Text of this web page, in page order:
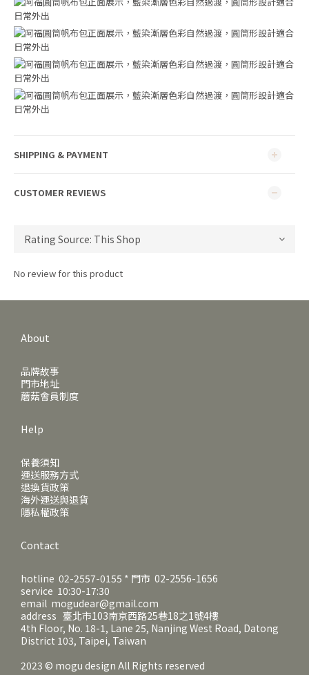
SHIPPING & PAYMENT
CUSTOMER REVIEWS
No review for this product
About
品牌故事
門市地址
蘑菇會員制度
Help
保養須知
運送服務方式
退換貨政策
海外運送與退貨
隱私權政策
Contact
hotline 02-2557-0155 * 門市 02-2556-1656
service 10:30-17:30
email mogudear@gmail.com
address 臺北市103南京西路25巷18之1號4樓
4th Floor, No. 18-1, Lane 25, Nanjing West Road, Datong
District 103, Taipei, Taiwan
2023 © mogu design All Rights reserved